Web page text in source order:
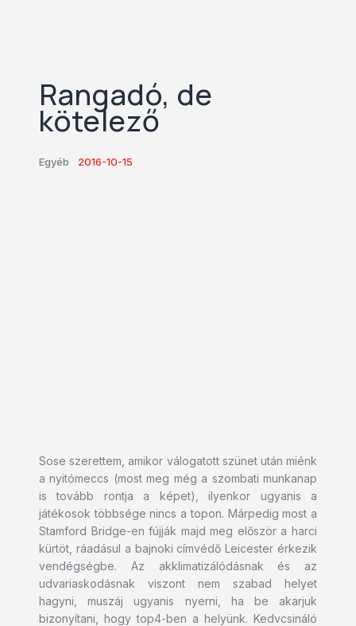
Rangadó, de
kötelező
Egyéb 2016-10-15
Sose szerettem, amikor válogatott szünet után miénk
a nyitómeccs (most meg még a szombati munkanap
is tovább rontja a képet), ilyenkor ugyanis a
játékosok többsége nincs a topon. Márpedig most a
Stamford Bridge-en fújják majd meg először a harci
kürtöt, ráadásul a bajnoki címvédő Leicester érkezik
vendégségbe. Az akklimatizálódásnak és az
udvariaskodásnak viszont nem szabad helyet
hagyni, muszáj ugyanis nyerni, ha be akarjuk
bizonyítani, hogy top4-ben a helyünk. Kedvcsináló